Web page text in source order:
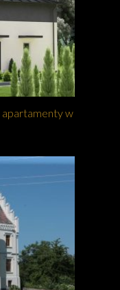
apartamenty w